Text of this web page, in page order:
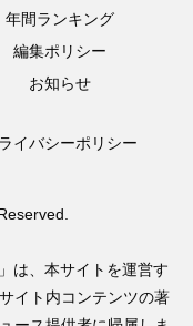
年間ランキング
編集ポリシー
お知らせ
イバシーポリシー
は、本サイトを運営す
イト内コンテンツの著